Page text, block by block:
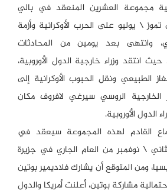
مجموعة العشرين المنعقد في بالي
في الـ8 من تموز \ يوليو على الحرب الأوكرانية وأزمة
وانتهى بعد يومين من المحادثات
انتقد وزراء خارجية الدول الأوروبية،
الطبيعي ونقل الحبوب الأوكرانية إلى
الخارجية الروسي سيرغي لافروف مكان
الدول الأوروبية.
القادم لهذه المجموعة سيعقد في
\ نوفمبر من العام الجاري في جزيرة
ومن المتوقع أن يشارك فلاديمير بوتين
مشاركة بوتين، أعلنت أمريكا والدول